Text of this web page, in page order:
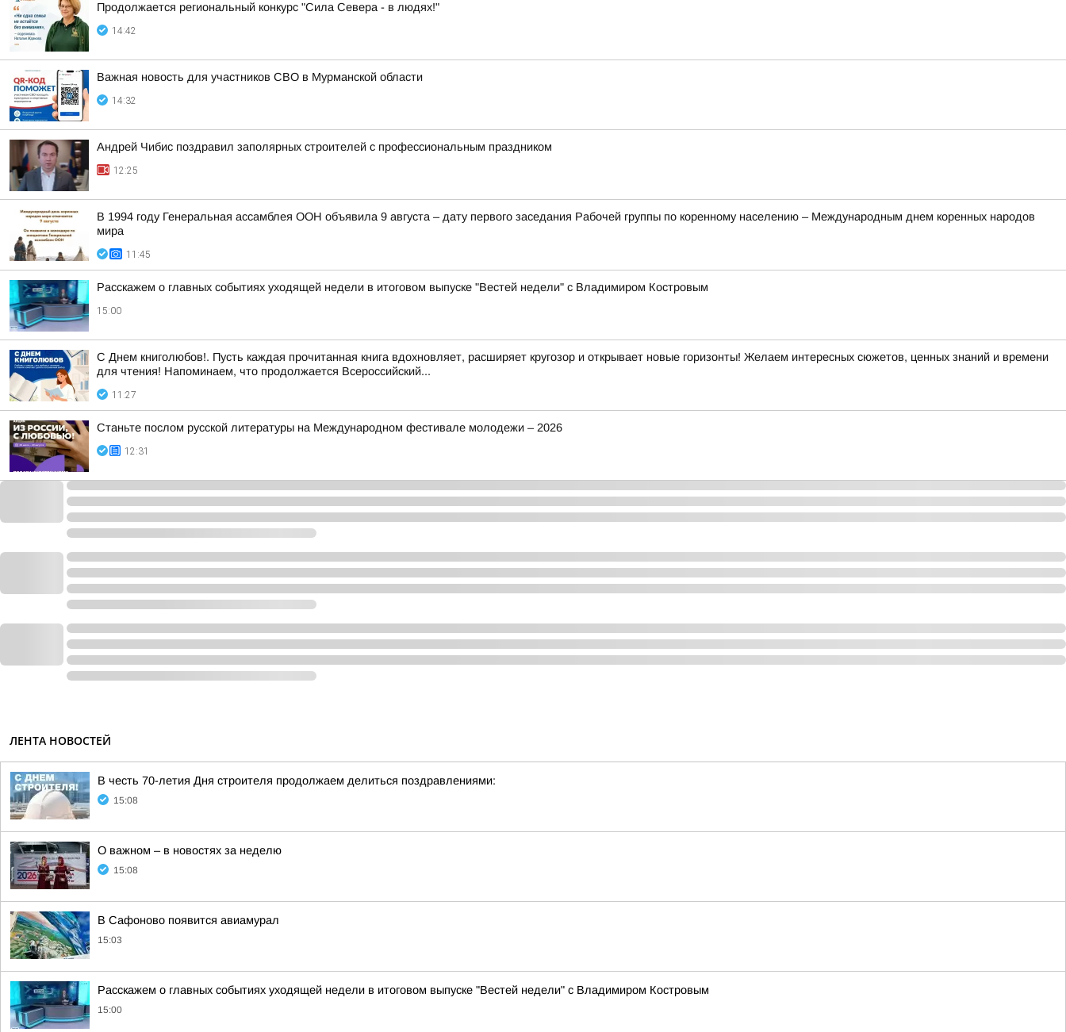
Продолжается региональный конкурс "Сила Севера - в людях!"
14:42
Важная новость для участников СВО в Мурманской области
14:32
Андрей Чибис поздравил заполярных строителей с профессиональным праздником
12:25
В 1994 году Генеральная ассамблея ООН объявила 9 августа – дату первого заседания Рабочей группы по коренному населению – Международным днем коренных народов
мира
11:45
Расскажем о главных событиях уходящей недели в итоговом выпуске "Вестей недели" с Владимиром Костровым
15:00
С Днем книголюбов!. Пусть каждая прочитанная книга вдохновляет, расширяет кругозор и открывает новые горизонты! Желаем интересных сюжетов, ценных знаний и времени
для чтения! Напоминаем, что продолжается Всероссийский...
11:27
Станьте послом русской литературы на Международном фестивале молодежи – 2026
12:31
ЛЕНТА НОВОСТЕЙ
В честь 70-летия Дня строителя продолжаем делиться поздравлениями:
15:08
О важном – в новостях за неделю
15:08
В Сафоново появится авиамурал
15:03
Расскажем о главных событиях уходящей недели в итоговом выпуске "Вестей недели" с Владимиром Костровым
15:00